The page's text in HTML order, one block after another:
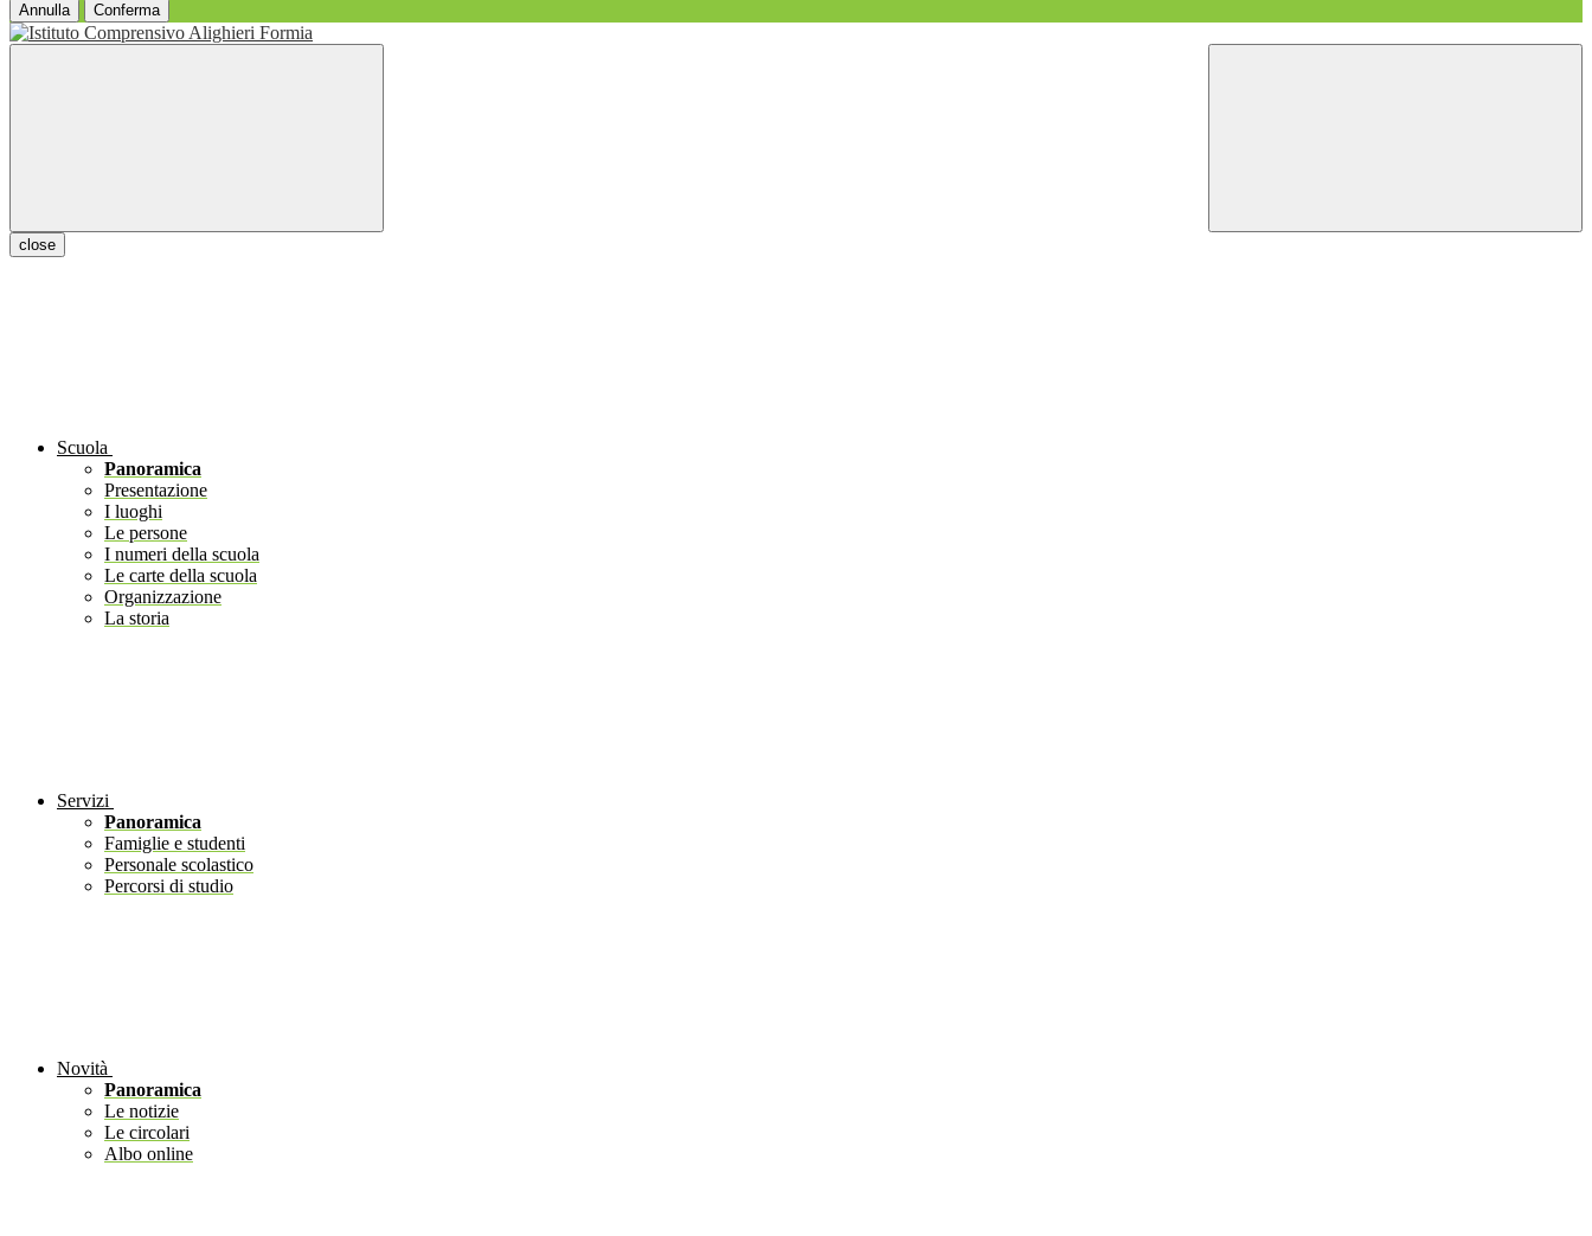
Annulla Conferma
close
Scuola
Panoramica
Presentazione
I luoghi
Le persone
I numeri della scuola
Le carte della scuola
Organizzazione
La storia
Servizi
Panoramica
Famiglie e studenti
Personale scolastico
Percorsi di studio
Novità
Panoramica
Le notizie
Le circolari
Albo online